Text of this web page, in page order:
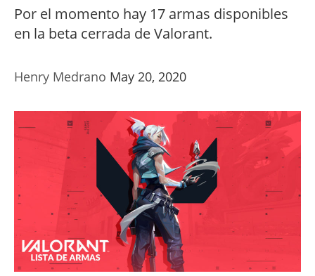
Por el momento hay 17 armas disponibles
en la beta cerrada de Valorant.
Henry Medrano May 20, 2020